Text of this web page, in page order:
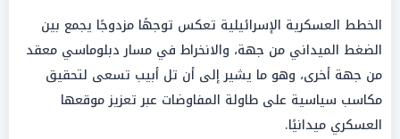
الخطط العسكرية الإسرائيلية تعكس توجهًا مزدوجًا يجمع بين
الضغط الميداني من جهة، والانخراط في مسار دبلوماسي معقد
من جهة أخرى، وهو ما يشير إلى أن تل أبيب تسعى لتحقيق
مكاسب سياسية على طاولة المفاوضات عبر تعزيز موقعها
العسكري ميدانيًا.